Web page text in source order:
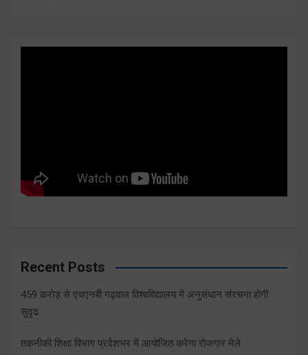
Recent Posts
459 करोड़ से एचएनबी गढ़वाल विश्वविद्यालय में अनुसंधान संरचना होगी
सुदृढ
तकनीकी शिक्षा विभाग प्रदेशभर में आयोजित करेगा रोजगार मेले